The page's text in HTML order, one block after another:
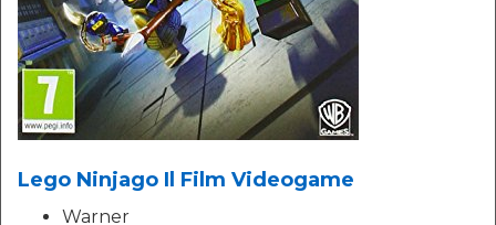
Lego Ninjago Il Film Videogame
Warner